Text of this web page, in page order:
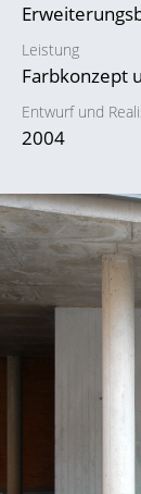
Leistung
Farbkonzept
Entwurf und
2004